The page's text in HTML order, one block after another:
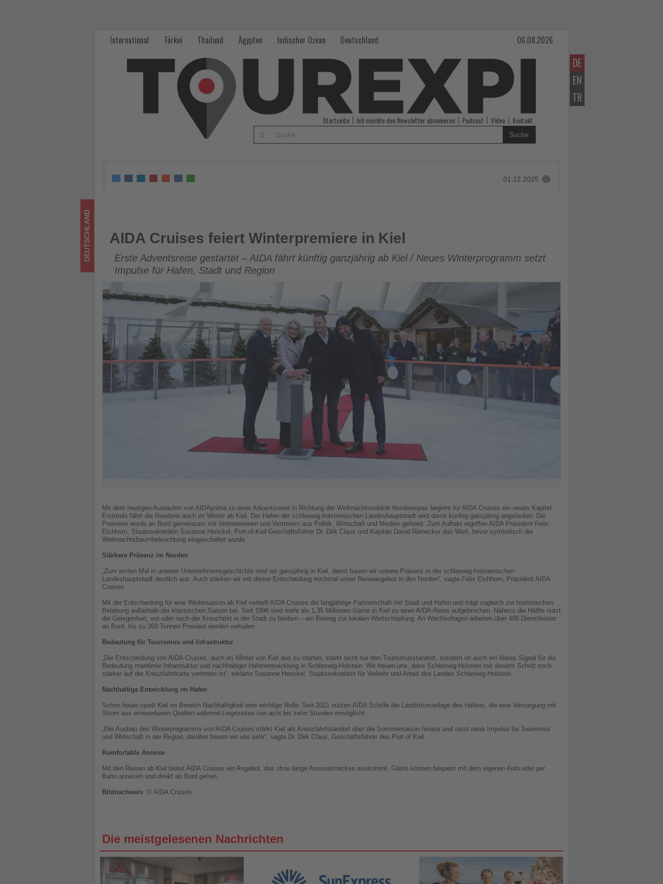
DE
EN
TR
International Türkei Thailand Ägypten Indischer Ozean Deutschland 06.08.2026
Startseite Ich möchte den Newsletter abonnieren Podcast Video Kontakt
Suche
01.12.2025
AIDA Cruises feiert Winterpremiere in Kiel
DEUTSCHLAND AIDA Cruises feiert Winterpremiere in Kiel
Erste Adventsreise gestartet – AIDA fährt künftig ganzjährig ab Kiel / Neues Winterprogramm setzt
Impulse für Hafen, Stadt und Region
Mit dem heutigen Auslaufen von AIDAprima zu einer Adventsreise in Richtung der Weihnachtsmärkte Nordeuropas beginnt für AIDA Cruises ein neues Kapitel:
Erstmals fährt die Reederei auch im Winter ab Kiel. Der Hafen der schleswig-holsteinischen Landeshauptstadt wird damit künftig ganzjährig angelaufen. Die
Premiere wurde an Bord gemeinsam mit Vertreterinnen und Vertretern aus Politik, Wirtschaft und Medien gefeiert. Zum Auftakt ergriffen AIDA Präsident Felix
Eichhorn, Staatssekretärin Susanne Henckel, Port-of-Kiel-Geschäftsführer Dr. Dirk Claus und Kapitän David Rienecker das Wort, bevor symbolisch die
Weihnachtsbaumbeleuchtung eingeschaltet wurde.
Stärkere Präsenz im Norden
„Zum ersten Mal in unserer Unternehmensgeschichte sind wir ganzjährig in Kiel, damit bauen wir unsere Präsenz in der schleswig-holsteinischen
Landeshauptstadt deutlich aus. Auch stärken wir mit dieser Entscheidung nochmal unser Reiseangebot in den Norden“, sagte Felix Eichhorn, Präsident AIDA
Cruises.
Mit der Entscheidung für eine Wintersaison ab Kiel vertieft AIDA Cruises die langjährige Partnerschaft mit Stadt und Hafen und trägt zugleich zur touristischen
Belebung außerhalb der klassischen Saison bei. Seit 1996 sind mehr als 1,35 Millionen Gäste in Kiel zu einer AIDA-Reise aufgebrochen. Nahezu die Hälfte nutzt
die Gelegenheit, vor oder nach der Kreuzfahrt in der Stadt zu bleiben – ein Beitrag zur lokalen Wertschöpfung. An Wechseltagen arbeiten über 400 Dienstleister
an Bord, bis zu 260 Tonnen Proviant werden verladen.
Bedeutung für Tourismus und Infrastruktur
„Die Entscheidung von AIDA Cruises, auch im Winter von Kiel aus zu starten, stärkt nicht nur den Tourismusstandort, sondern ist auch ein klares Signal für die
Bedeutung maritimer Infrastruktur und nachhaltiger Hafenentwicklung in Schleswig-Holstein. Wir freuen uns, dass Schleswig-Holstein mit diesem Schritt noch
stärker auf der Kreuzfahrtkarte vertreten ist“, erklärte Susanne Henckel, Staatssekretärin für Verkehr und Arbeit des Landes Schleswig-Holstein.
Nachhaltige Entwicklung im Hafen
Schon heute spielt Kiel im Bereich Nachhaltigkeit eine wichtige Rolle. Seit 2021 nutzen AIDA Schiffe die Landstromanlage des Hafens, die eine Versorgung mit
Strom aus erneuerbaren Quellen während Liegezeiten von acht bis zehn Stunden ermöglicht.
„Der Ausbau des Winterprogramms von AIDA Cruises stärkt Kiel als Kreuzfahrtstandort über die Sommersaison hinaus und setzt neue Impulse für Tourismus
und Wirtschaft in der Region, darüber freuen wir uns sehr“, sagte Dr. Dirk Claus, Geschäftsführer des Port of Kiel.
Komfortable Anreise
Mit den Reisen ab Kiel bietet AIDA Cruises ein Angebot, das ohne lange Anreisestrecken auskommt. Gäste können bequem mit dem eigenen Auto oder per
Bahn anreisen und direkt an Bord gehen.
Bildnachweis: © AIDA Cruises
Die meistgelesenen Nachrichten